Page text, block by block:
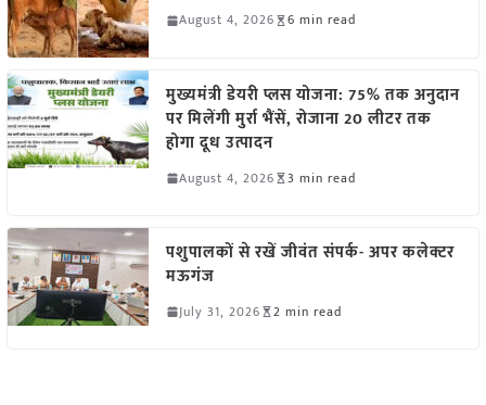
August 4, 2026 6 min read
मुख्यमंत्री डेयरी प्लस योजना: 75% तक अनुदान
पर मिलेंगी मुर्रा भैंसें, रोजाना 20 लीटर तक
होगा दूध उत्पादन
August 4, 2026 3 min read
पशुपालकों से रखें जीवंत संपर्क- अपर कलेक्टर
मऊगंज
July 31, 2026 2 min read